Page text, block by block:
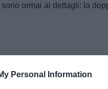
Personal Information
ormai ai dettagli: la